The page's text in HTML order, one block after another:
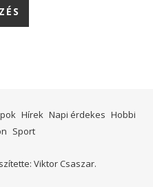
Hírek Napi érdekes Hobbi
Sport
Viktor Csaszar.